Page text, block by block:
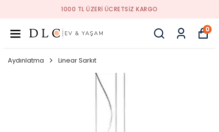
1000 TL ÜZERI ÜCRETSIZ KARGO
0
Aydınlatma Linear Sarkıt